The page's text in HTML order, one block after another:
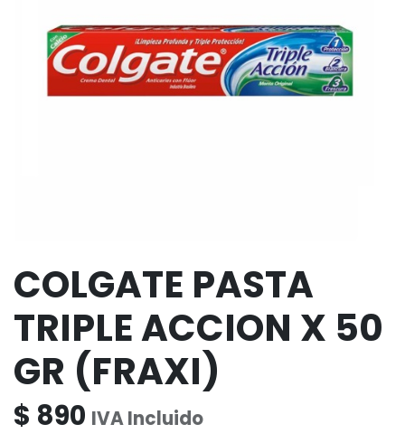
COLGATE PASTA
TRIPLE ACCION X 50
GR (FRAXI)
$ 890 IVA Incluido